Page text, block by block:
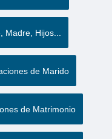
Hijos...
de Marido
de Matrimonio